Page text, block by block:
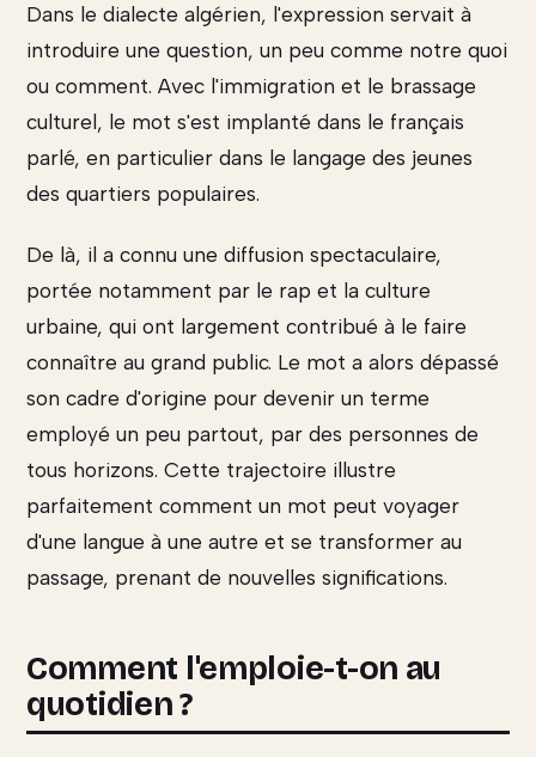
Dans le dialecte algérien, l'expression servait à
introduire une question, un peu comme notre quoi
ou comment. Avec l'immigration et le brassage
culturel, le mot s'est implanté dans le français
parlé, en particulier dans le langage des jeunes
des quartiers populaires.
De là, il a connu une diffusion spectaculaire,
portée notamment par le rap et la culture
urbaine, qui ont largement contribué à le faire
connaître au grand public. Le mot a alors dépassé
son cadre d'origine pour devenir un terme
employé un peu partout, par des personnes de
tous horizons. Cette trajectoire illustre
parfaitement comment un mot peut voyager
d'une langue à une autre et se transformer au
passage, prenant de nouvelles significations.
Comment l'emploie-t-on au
quotidien ?